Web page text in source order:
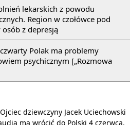
lekarskich z powodu
Region w czołówce pod
z depresją
Polak ma problemy
psychicznym [„Rozmowa
dziewczyny Jacek Uciechowski
ma wrócić do Polski 4 czerwca.